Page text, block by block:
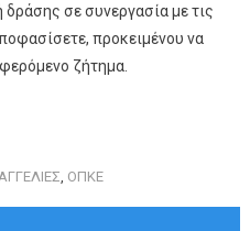
σε συνεργασία με τις
προκειμένου να
ζήτημα.
ΟΠΚΕ